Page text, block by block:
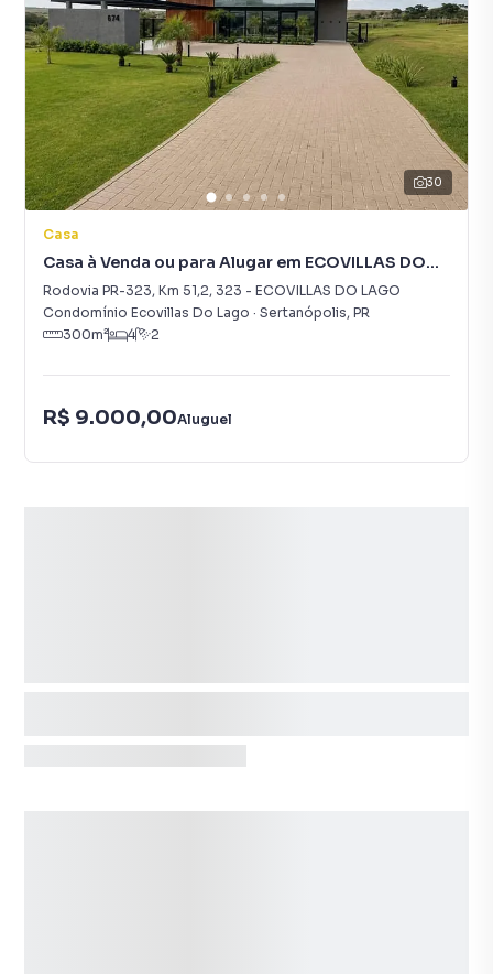
30
Casa
Casa à Venda ou para Alugar em ECOVILLAS DO
LAGO
Rodovia PR-323, Km 51,2, 323 - ECOVILLAS DO LAGO
Condomínio Ecovillas Do Lago · Sertanópolis, PR
300m² 4 2
R$ 9.000,00Aluguel